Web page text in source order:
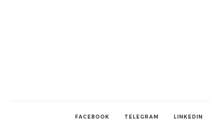
LINKEDIN
TELEGRAM
FACEBOOK